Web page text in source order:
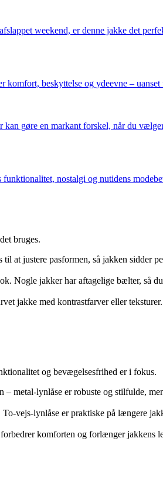
weekend, er denne jakke det
beskyttelse og ydeevne – uanset
kan gøre en markant forskel, når du
nostalgi og nutidens
bruges.
justere pasformen, så jakken sidder
Nogle jakker har aftagelige bælter, så
jakke med kontrastfarver eller teksturer.
og bevægelsesfrihed er i fokus.
metal-lynlåse er robuste og stilfulde,
vejs-lynlåse er praktiske på længere
komforten og forlænger jakkens